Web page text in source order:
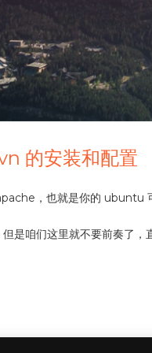
的安装和配置
，也就是你的 ubuntu
是咱们这里就不要前奏了，